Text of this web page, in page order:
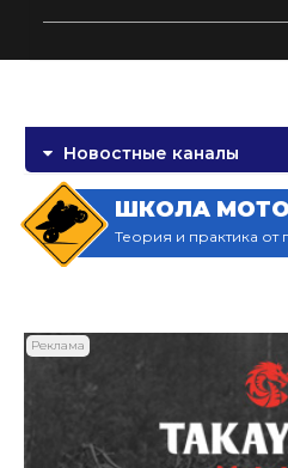
Новостные каналы
ШКОЛА
Теория и практика
Реклама